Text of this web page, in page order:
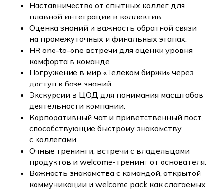
Наставничество от опытных коллег для
плавной интеграции в коллектив.
Оценка знаний и важность обратной связи
на промежуточных и финальных этапах.
HR one-to-one встречи для оценки уровня
комфорта в команде.
Погружение в мир «Телеком биржи» через
доступ к базе знаний.
Экскурсии в ЦОД для понимания масштабов
деятельности компании.
Корпоративный чат и приветственный пост,
способствующие быстрому знакомству
с коллегами.
Очные тренинги, встречи с владельцами
продуктов и welcome-тренинг от основателя.
Важность знакомства с командой, открытой
коммуникации и welcome pack как слагаемых